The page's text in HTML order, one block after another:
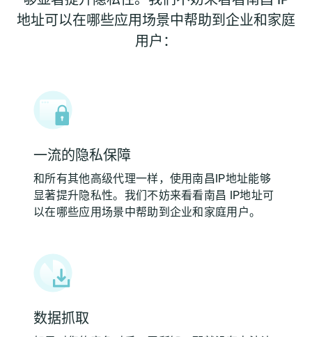
地址可以在哪些应用场景中帮助到企业和家庭
用户：
一流的隐私保障
和所有其他高级代理一样，使用南昌IP地址能够
显著提升隐私性。我们不妨来看看南昌 IP地址可
以在哪些应用场景中帮助到企业和家庭用户。
数据抓取